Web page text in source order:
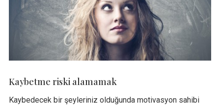
Kaybetme riski alamamak
Kaybedecek bir şeyleriniz olduğunda motivasyon sahibi